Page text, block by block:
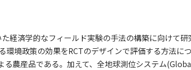
経済学的なフィールド実験の手法の構築に向けて
環境政策の効果をRCTのデザインで評価する方法に
る農産品である。加えて、全地球測位システム